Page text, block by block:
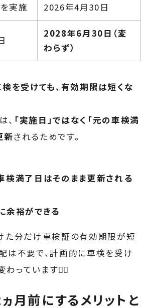
実施 2026年4月30日
2028年6月30日（変
わらず）
を受けても、有効期限は短くな
、 「実施日」ではなく「元の車検満
新されるためです。
検満了日はそのまま更新される
余裕ができる
けた分だけ車検証の有効期限が短
は不要で、計画的に車検を受け
っています🙆‍♂️
月前にするメリットと